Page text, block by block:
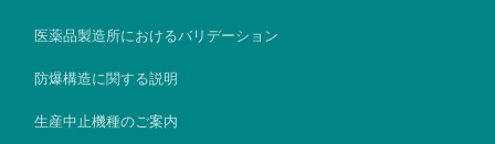
医薬品製造所におけるバリデーション
防爆構造に関する説明
生産中止機種のご案内